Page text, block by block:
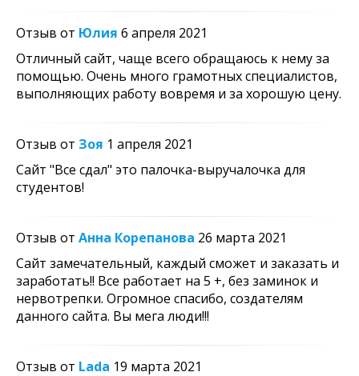
Отзыв от Юлия 6 апреля 2021
Отличный сайт, чаще всего обращаюсь к нему за
помощью. Очень много грамотных специалистов,
выполняющих работу вовремя и за хорошую цену.
Отзыв от Зоя 1 апреля 2021
Сайт "Все сдал" это палочка-выручалочка для
студентов!
Отзыв от Анна Корепанова 26 марта 2021
Сайт замечательный, каждый сможет и заказать и
заработать!! Все работает на 5 +, без заминок и
нервотрепки. Огромное спасибо, создателям
данного сайта. Вы мега люди!!!
Отзыв от Lada 19 марта 2021